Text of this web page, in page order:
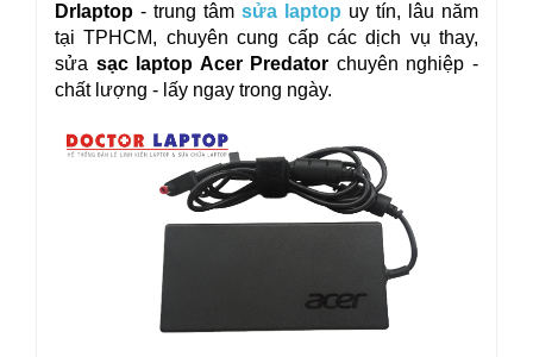
Drlaptop - trung tâm sửa laptop uy tín, lâu năm
tại TPHCM, chuyên cung cấp các dịch vụ thay,
sửa sạc laptop Acer Predator chuyên nghiệp -
chất lượng - lấy ngay trong ngày.